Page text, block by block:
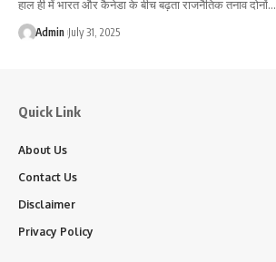
हाल ही में भारत और कैनेडा के बीच बढ़ता राजनैतिक तनाव दोनों…
Admin July 31, 2025
Quick Link
About Us
Contact Us
Disclaimer
Privacy Policy